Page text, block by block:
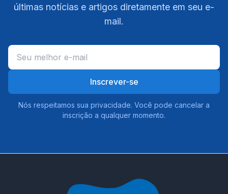
últimas notícias e artigos diretamente em seu e-
mail.
Inscrever-se
Nós respeitamos sua privacidade. Você pode cancelar a
inscrição a qualquer momento.